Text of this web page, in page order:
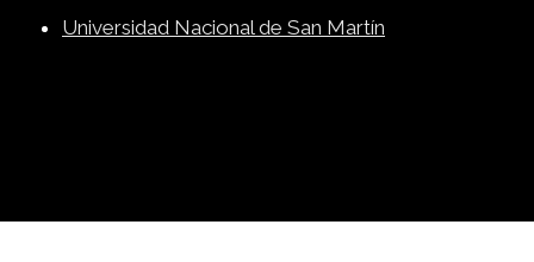
Universidad Nacional de San Martín